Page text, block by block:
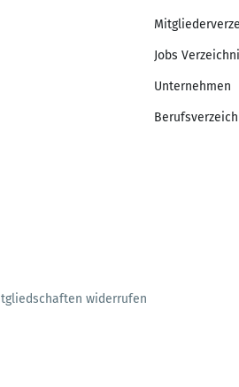
Jobs
Unternehmen
widerrufen